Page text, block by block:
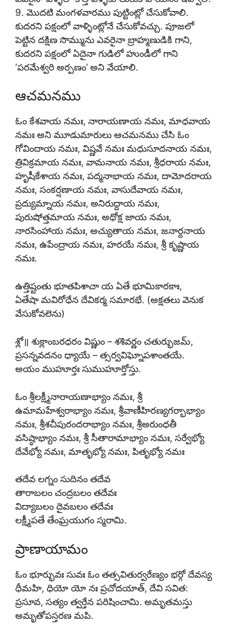
9. మొదటి మంగళవారము పుట్టింట్లో చేసుకోవాలి.
కుదరని పక్షంలో వాళ్ళింట్లోనే చేసుకోవచ్చు. పూజలో
పెట్టిన దక్షిణ సొమ్మును ఎవరైనా బ్రాహ్మణుడికి గాని,
కుదరని పక్షంలో ఏదైనా గుడిలో హుండీలో గాని
‘పరమేశ్వరి అర్పణం’ అని వేయాలి.
ఆచమనము
ఓం కేశవాయ నమః, నారాయణాయ నమః, మాధవాయ
నమః అని మూడుమారులు ఆచమనము చేసి ఓం
గోవిందాయ నమః, విష్ణవే నమః మధుసూదనాయ నమః,
త్రివిక్రమాయ నమః, వామనాయ నమః, శ్రీధరాయ నమః,
హృషీకేశాయ నమః, పద్మనాభాయ నమః, దామోదరాయ
నమః, సంకర్షణాయ నమః, వాసుదేవాయ నమః,
ప్రద్యుమ్నాయ నమః, అనిరుద్దాయ నమః,
పురుషోత్తమాయ నమః, అధోక్ష జాయ నమః,
నారసింహాయ నమః, అచ్యుతాయ నమః, జనార్దనాయ
నమః, ఉపేంద్రాయ నమః, హరయే నమః, శ్రీ కృష్ణాయ
నమః.
ఉత్తిష్టంతు భూతపిశాచా య ఏతే భూమికారకాః,
ఏతేషా మవిరోధేన దేవికర్మ సమారభే. (అక్షతలు వెనుక
వేసుకోవలెను)
శ్లో॥ శుక్లాంబరధరం విష్ణుం – శశివర్ణం చతుర్భుజమ్,
ప్రసన్నవదనం ధ్యాయే – త్సర్వవిఘ్నోపశాంతయే.
అయం ముహూర్తః సుముహూర్తోస్తు.
ఓం శ్రీలక్ష్మీనారాయణాభ్యాం నమః, శ్రీ
ఉమామహేశ్వరాభ్యాం నమః, శ్రీవాణీహిరణ్యగర్భాభ్యాం
నమః, శ్రీశచీపురందరాభ్యాం నమః, శ్రీఅరుంధతీ
వసిష్ఠాభ్యాం నమః, శ్రీ సీతారామాభ్యాం నమః, సర్వేభ్యో
దేవేభ్యో నమః, మాతృభ్యో నమః, పితృభ్యో నమః
తదేవ లగ్నం సుదినం తదేవ
తారాబలం చంద్రబలం తదేవః
విద్యాబలం దైవబలం తదేవః
లక్ష్మీపతే తేంఘ్రయుగం స్మరామి.
ప్రాణాయామం
ఓం భూర్భువః సువః ఓం తత్సవితుర్వరేణ్యం భర్గో దేవస్య
ధీమహి, ధియో యో నః ప్రచోదయాత్, దేవి సవిత:
ప్రసూవ, సత్యం త్వర్తేన పరిషించామి. అమృతమస్తు
అమృతోపస్తరణ మపి.